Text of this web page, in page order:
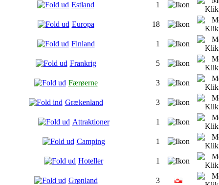
Estland 1
Europa 18
Finland 1
Frankrig 5
Færøerne 3
Grækenland 3
Attraktioner 1
Camping 1
Hoteller 1
Grønland 3